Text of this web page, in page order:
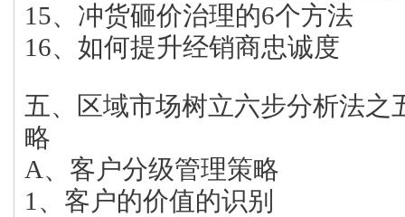
15、冲货砸价治理的6个方法
16、如何提升经销商忠诚度
五、区域市场树立六步分析法
略
A、客户分级管理策略
1、客户的价值的识别